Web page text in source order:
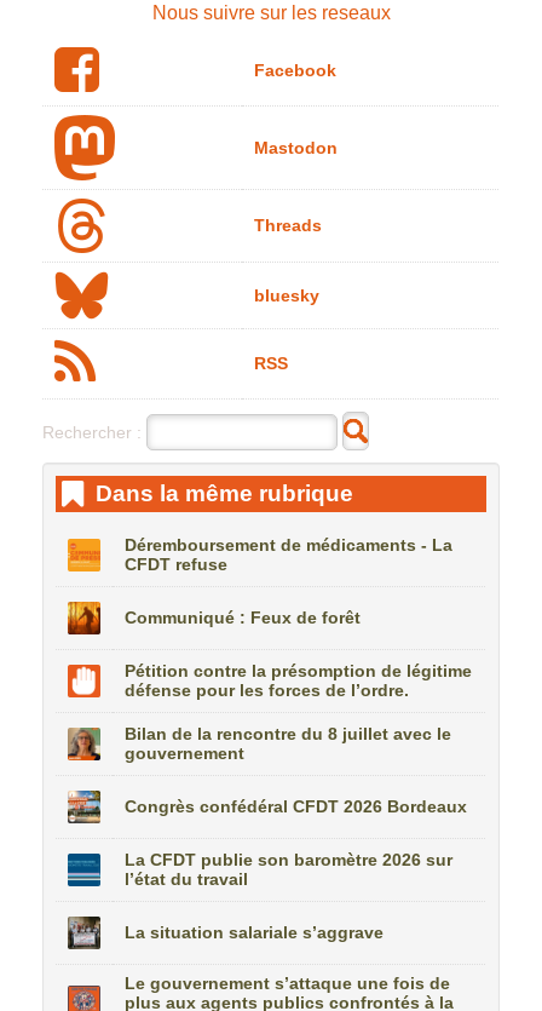
Nous suivre sur les reseaux
Facebook
Mastodon
Threads
bluesky
RSS
Rechercher :
Dans la même rubrique
Déremboursement de médicaments - La
CFDT refuse
Communiqué : Feux de forêt
Pétition contre la présomption de légitime
défense pour les forces de l’ordre.
Bilan de la rencontre du 8 juillet avec le
gouvernement
Congrès confédéral CFDT 2026 Bordeaux
La CFDT publie son baromètre 2026 sur
l’état du travail
La situation salariale s’aggrave
Le gouvernement s’attaque une fois de
plus aux agents publics confrontés à la